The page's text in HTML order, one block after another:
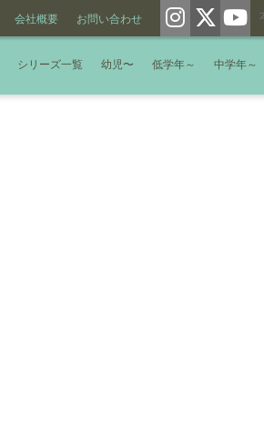
会社概要 お問い合わせ
シリーズ一覧 幼児〜 低学年～ 中学年～